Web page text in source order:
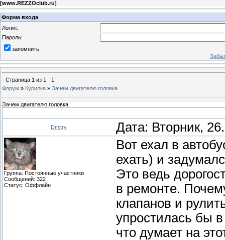
[www.REZZOclub.ru]
Форма входа
Логин:
Пароль:
запомнить
Страница 1 из 1
1
Форум » Курилка » Зачем двигателю головка.
Зачем двигателю головка.
Dmitry Дата: Вторник,
Группа: Постоянные участники
Сообщений: 322
Статус: Оффлайн
Вот ехал в
ехать) и
Это ведь
в ремонте.
клапанов и
упростилась бы
что думает на